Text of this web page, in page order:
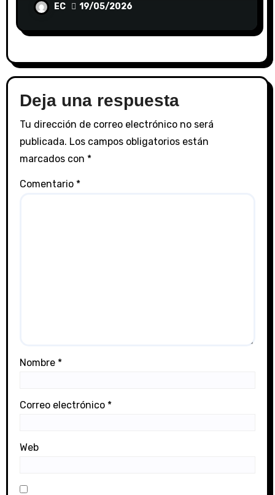
sistemas de inyección
EC 19/05/2026
Deja una respuesta
Tu dirección de correo electrónico no será
publicada. Los campos obligatorios están
marcados con *
Comentario *
Nombre *
Correo electrónico *
Web